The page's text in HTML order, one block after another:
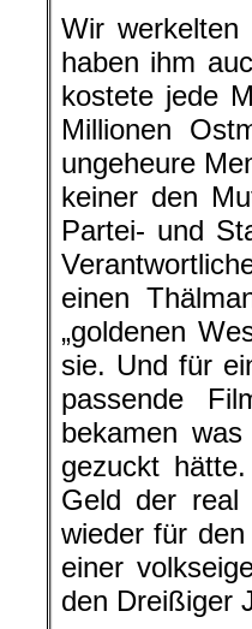
Wir
haben ihm
kostete jede
Millionen
ungeheure
keiner den
Partei- und
einen
„goldenen
sie. Und für
passende
bekamen
gezuckt
Geld der real
wieder für
einer
den Dreißiger